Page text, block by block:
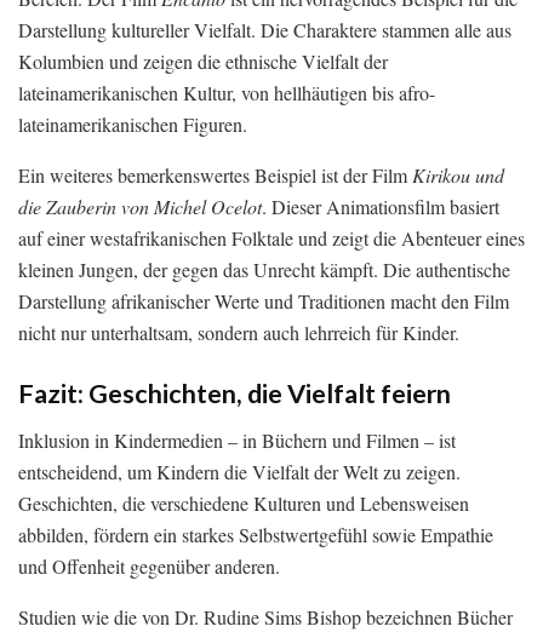
Darstellung kultureller Vielfalt. Die Charaktere stammen alle aus
Kolumbien und zeigen die ethnische Vielfalt der
lateinamerikanischen Kultur, von hellhäutigen bis afro-
lateinamerikanischen Figuren.
Ein weiteres bemerkenswertes Beispiel ist der FilmKirikou und
die Zauberin von Michel Ocelot. Dieser Animationsfilm basiert
auf einer westafrikanischen Folktale und zeigt die Abenteuer eines
kleinen Jungen, der gegen das Unrecht kämpft. Die authentische
Darstellung afrikanischer Werte und Traditionen macht den Film
nicht nur unterhaltsam, sondern auch lehrreich für Kinder.
Fazit: Geschichten, die Vielfalt feiern
Inklusion in Kindermedien – in Büchern und Filmen – ist
entscheidend, um Kindern die Vielfalt der Welt zu zeigen.
Geschichten, die verschiedene Kulturen und Lebensweisen
abbilden, fördern ein starkes Selbstwertgefühl sowie Empathie
und Offenheit gegenüber anderen.
Studien wie die von Dr. Rudine Sims Bishop bezeichnen Bücher